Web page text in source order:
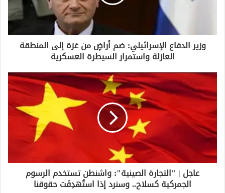
ر
وزير الدفاع الإسرائيلي: ضم أراضٍ من غزة إلى المنطقة
العازلة واستمرار السيطرة العسكرية
عاجل | "التجارة الصينية": واشنطن تستخدم الرسوم
الجمركية كسلاح.. وسنرد إذا استُهدِفَت حقوقنا